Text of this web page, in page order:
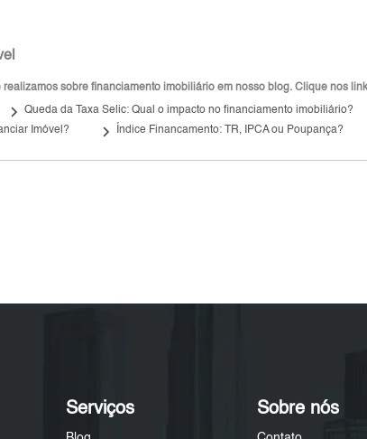
sobre financiamento imobiliário em nosso blog. Clique nos
keyboard_arrow_right Queda da Taxa Selic: Qual o impacto no financiamento imobiliário?
Imóvel? keyboard_arrow_right Índice Financamento: TR, IPCA ou Poupança?
Serviços Sobre nós